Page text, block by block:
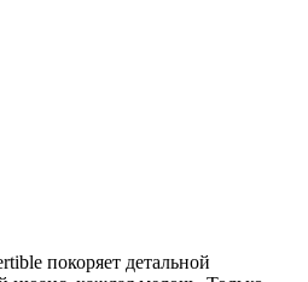
покоряет детальной